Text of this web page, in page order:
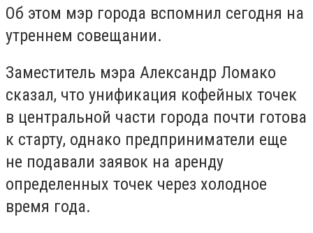
Об этом мэр города вспомнил сегодня на
утреннем совещании.
Заместитель мэра Александр Ломако
сказал, что унификация кофейных точек
в центральной части города почти готова
к старту, однако предприниматели еще
не подавали заявок на аренду
определенных точек через холодное
время года.